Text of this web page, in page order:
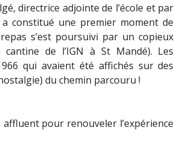
directrice adjointe de l’école et par
constitué une premier moment de
s’est poursuivi par un copieux
de l’IGN à St Mandé). Les
qui avaient été affichés sur des
du chemin parcouru !
pour renouveler l’expérience